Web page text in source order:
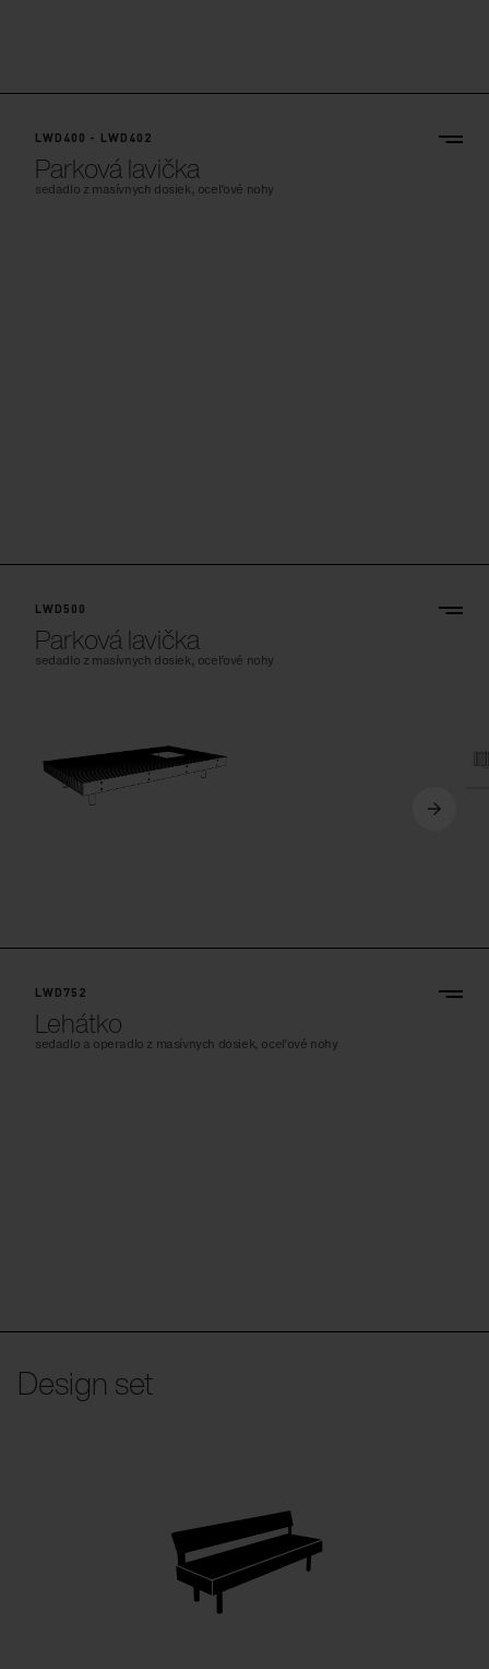
LWD400 - LWD402
Parková lavička
sedadlo z masívnych dosiek, oceľové nohy
LWD500
Parková lavička
sedadlo z masívnych dosiek, oceľové nohy
LWD752
Lehátko
sedadlo a operadlo z masívnych dosiek, oceľové nohy
Design set